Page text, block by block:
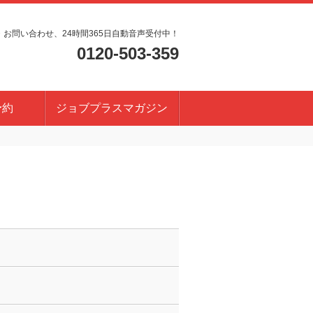
お問い合わせ、24時間365日自動音声受付中！
0120-503-359
ジョブプラスマガジン